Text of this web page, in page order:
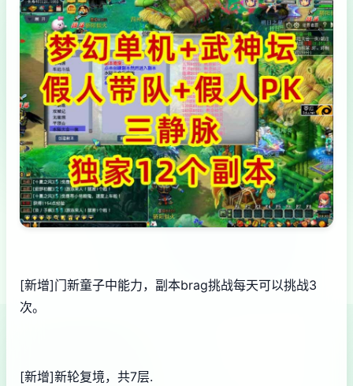
[新增]门新童子中能力，副本brag挑战每天可以挑战3
次。
[新增]新轮复境，共7层.